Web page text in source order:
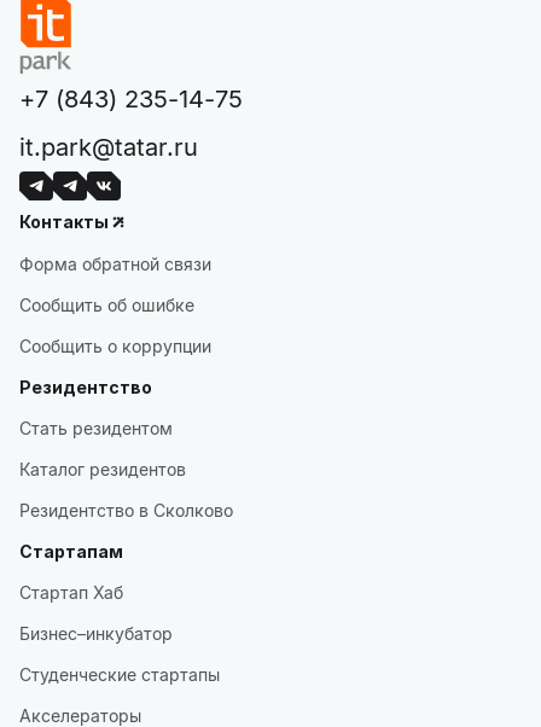
+7 (843) 235-14-75
it.park@tatar.ru
Контакты
Форма обратной связи
Сообщить об ошибке
Сообщить о коррупции
Резидентство
Стать резидентом
Каталог резидентов
Резидентство в Сколково
Стартапам
Стартап Хаб
Бизнес–инкубатор
Студенческие стартапы
Акселераторы